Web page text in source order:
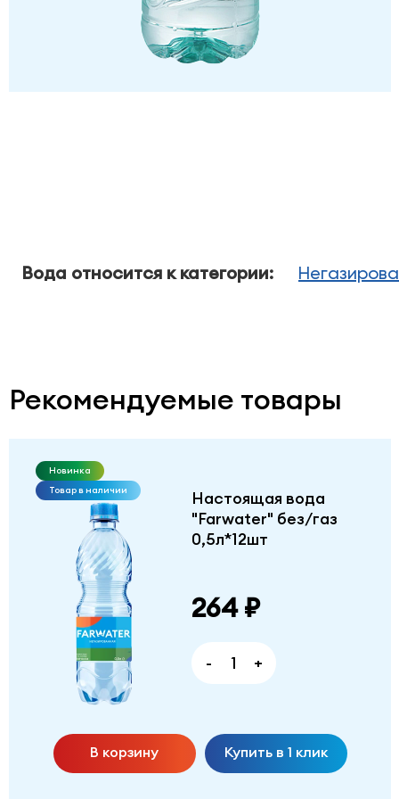
Вода относится к категории:
Рекомендуемые товары
Новинка
Товар в наличии
Настоящая вода
"Farwater" без/газ
0,5л*12шт
264 ₽
- +
В корзину Купить в 1 клик